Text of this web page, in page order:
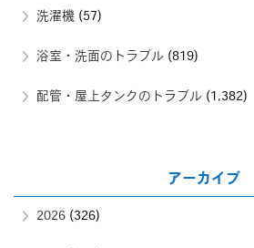
洗濯機 (57)
浴室・洗面のトラブル (819)
配管・屋上タンクのトラブル (1,382)
アーカイブ
2026 (326)